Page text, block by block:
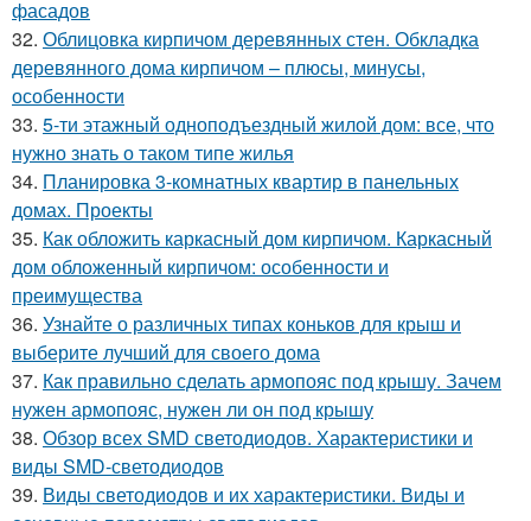
фасадов
32. Облицовка кирпичом деревянных стен. Обкладка
деревянного дома кирпичом – плюсы, минусы,
особенности
33. 5-ти этажный одноподъездный жилой дом: все, что
нужно знать о таком типе жилья
34. Планировка 3-комнатных квартир в панельных
домах. Проекты
35. Как обложить каркасный дом кирпичом. Каркасный
дом обложенный кирпичом: особенности и
преимущества
36. Узнайте о различных типах коньков для крыш и
выберите лучший для своего дома
37. Как правильно сделать армопояс под крышу. Зачем
нужен армопояс, нужен ли он под крышу
38. Обзор всех SMD светодиодов. Характеристики и
виды SMD-светодиодов
39. Виды светодиодов и их характеристики. Виды и